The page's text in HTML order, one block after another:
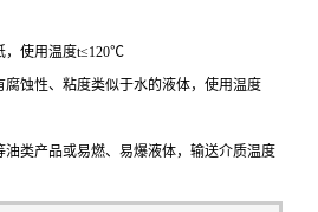
，使用温度t≤120℃
蚀性、粘度类似于水的液体，使用温度
类产品或易燃、易爆液体，输送介质温度